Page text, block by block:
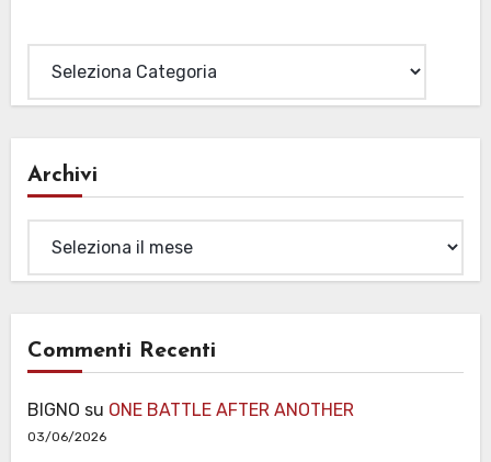
Archivi
Commenti Recenti
BIGNO su ONE BATTLE AFTER ANOTHER
03/06/2026